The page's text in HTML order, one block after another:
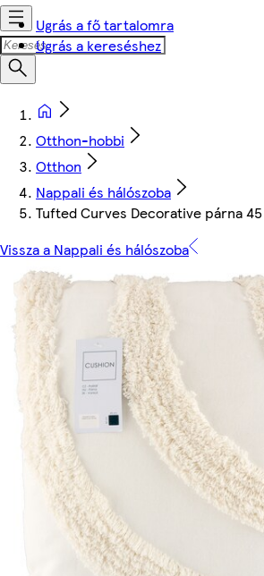
Ugrás a fő tartalomra
Ugrás a kereséshez
Otthon-hobbi
Otthon
Nappali és hálószoba
Tufted Curves Decorative párna
Vissza a Nappali és hálószoba